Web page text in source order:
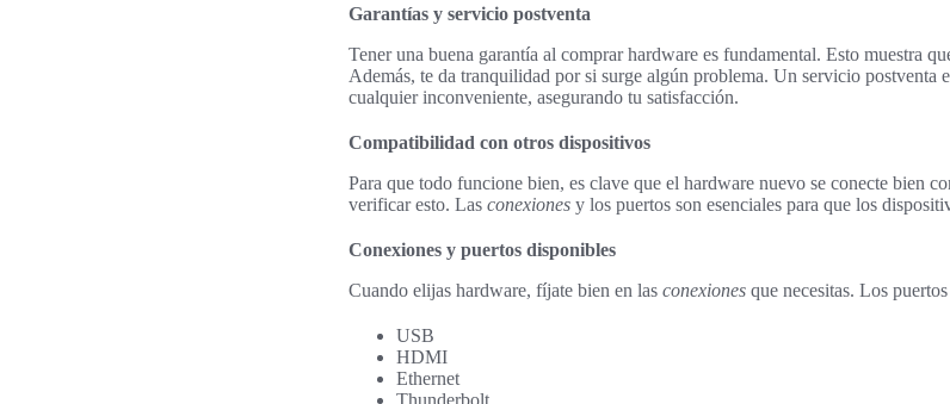
Garantías y servicio postventa
Tener una buena garantía al comprar hardware es fundamental. Esto muestra
Además, te da tranquilidad por si surge algún problema. Un servicio postventa
cualquier inconveniente, asegurando tu satisfacción.
Compatibilidad con otros dispositivos
Para que todo funcione bien, es clave que el hardware nuevo se conecte bien
verificar esto. Las conexiones y los puertos son esenciales para que los
Conexiones y puertos disponibles
Cuando elijas hardware, fíjate bien en las conexiones que necesitas. Los
USB
HDMI
Ethernet
Thunderbolt